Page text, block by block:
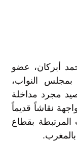
أبركان، عضو
بمجلس النواب،
مجرد مداخلة
نقاشاً قديماً
بقطاع